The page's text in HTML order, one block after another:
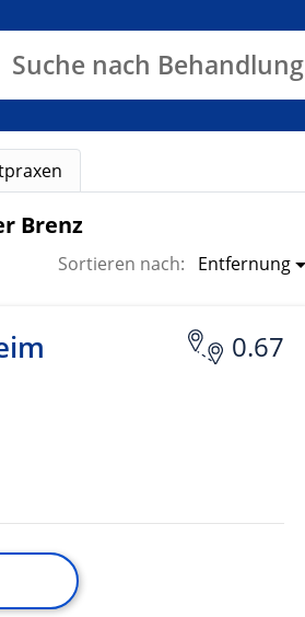
Suche nach Behandlung
Brenz
Sortieren nach: Entfernung
0.67